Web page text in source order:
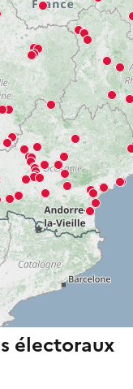
électoraux